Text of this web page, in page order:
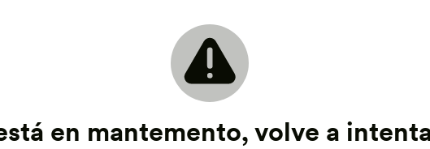
en mantemento, volve a